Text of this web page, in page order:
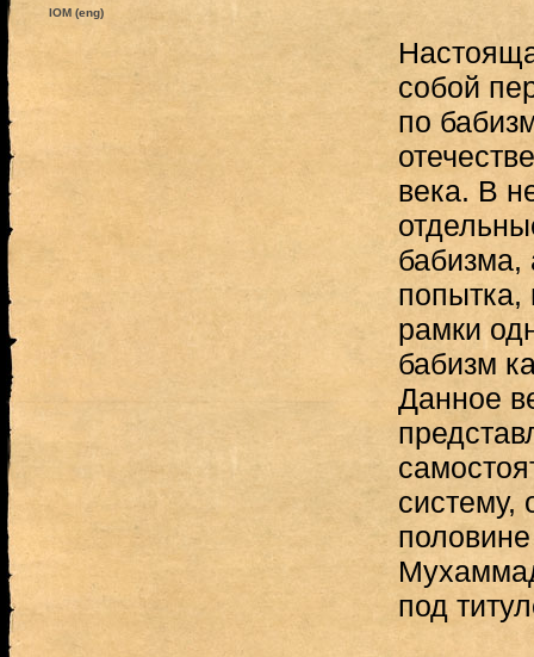
IOM (eng)
собой
по
века. В
бабизма,
попытка,
рамки
бабизм
Данное
систему,
под